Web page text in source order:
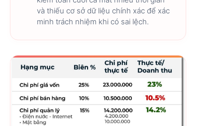
và thiếu cơ sở dữ liệu chính xác để xác
minh trách nhiệm khi có sai lệch.